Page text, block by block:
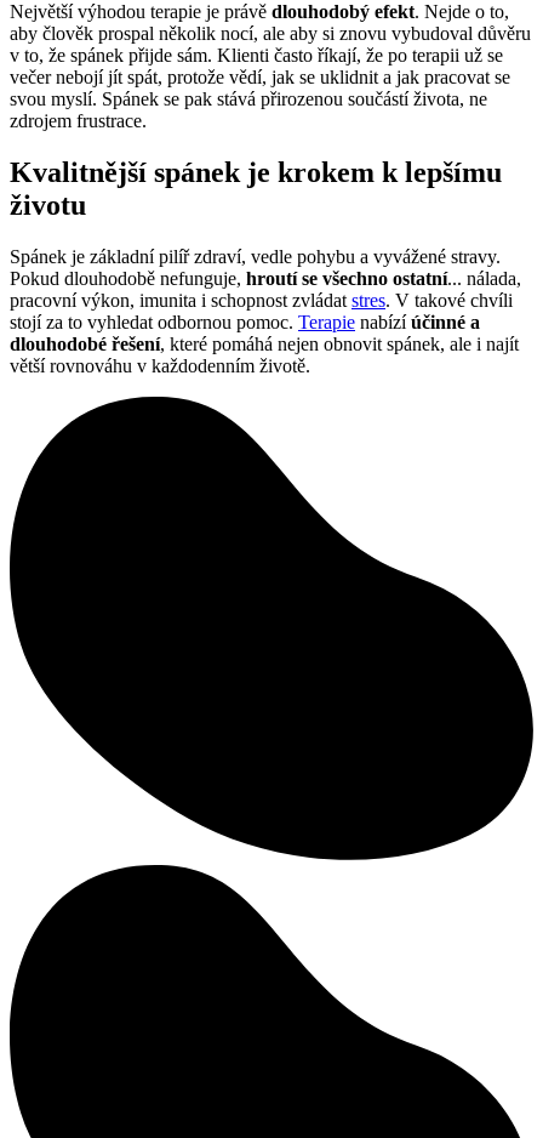
Největší výhodou terapie je právě dlouhodobý efekt. Nejde o to,
aby člověk prospal několik nocí, ale aby si znovu vybudoval důvěru
v to, že spánek přijde sám. Klienti často říkají, že po terapii už se
večer nebojí jít spát, protože vědí, jak se uklidnit a jak pracovat se
svou myslí. Spánek se pak stává přirozenou součástí života, ne
zdrojem frustrace.
Kvalitnější spánek je krokem k lepšímu
životu
Spánek je základní pilíř zdraví, vedle pohybu a vyvážené stravy.
Pokud dlouhodobě nefunguje, hroutí se všechno ostatní... nálada,
pracovní výkon, imunita i schopnost zvládat stres. V takové chvíli
stojí za to vyhledat odbornou pomoc. Terapie nabízíúčinné a
dlouhodobé řešení, které pomáhá nejen obnovit spánek, ale i najít
větší rovnováhu v každodenním životě.